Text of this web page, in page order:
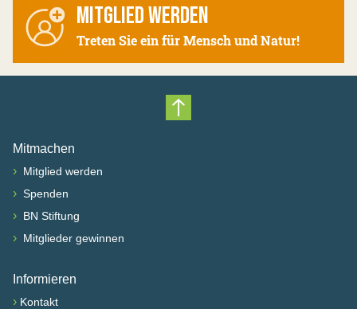
MITGLIED WERDEN
Treten Sie ein für Mensch und Natur!
Nach oben scrollen
Mitmachen
› Mitglied werden
› Spenden
› BN Stiftung
› Mitglieder gewinnen
Informieren
› Kontakt